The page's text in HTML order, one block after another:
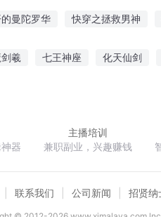
曼陀罗华 快穿之拯救男神
羲 七王神座 化天仙剑
器
主播培训
兼职副业，兴趣赚钱
联系我们 公司新闻 招贤纳